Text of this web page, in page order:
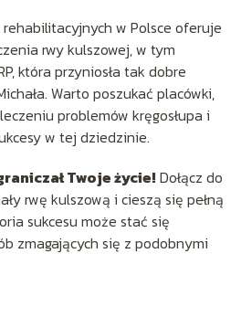
w Polsce oferuje
rwy kulszowej, w tym
która przyniosła tak dobre
Warto poszukać placówki,
problemów kręgosłupa i
w tej dziedzinie.
Twoje życie! Dołącz do
rwę kulszową i cieszą się pełną
sukcesu może stać się
zmagających się z podobnymi